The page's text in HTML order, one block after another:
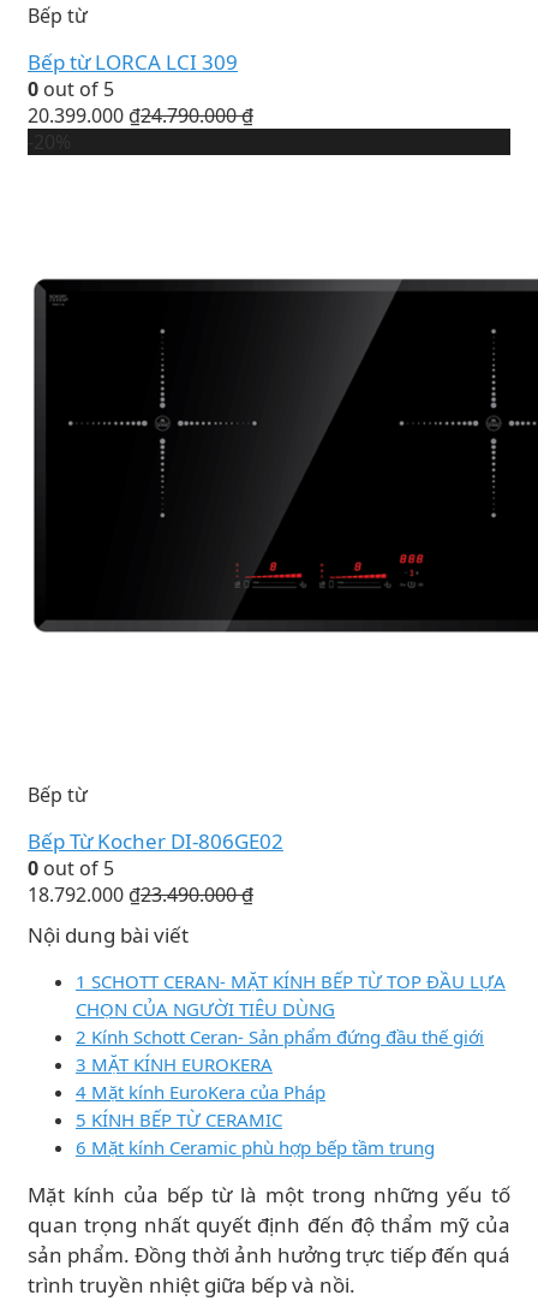
Bếp từ
Bếp từ LORCA LCI 309
0 out of 5
20.399.000 ₫24.790.000₫
Bếp từ
Bếp Từ Kocher DI-806GE02
0 out of 5
18.792.000 ₫23.490.000₫
Nội dung bài viết
1 SCHOTT CERAN- MẶT KÍNH BẾP TỪ TOP ĐẦU LỰA
CHỌN CỦA NGƯỜI TIÊU DÙNG
2 Kính Schott Ceran- Sản phẩm đứng đầu thế giới
3 MẶT KÍNH EUROKERA
4 Mặt kính EuroKera của Pháp
5 KÍNH BẾP TỪ CERAMIC
6 Mặt kính Ceramic phù hợp bếp tầm trung
Mặt kính của bếp từ là một trong những yếu tố
quan trọng nhất quyết định đến độ thẩm mỹ của
sản phẩm. Đồng thời ảnh hưởng trực tiếp đến quá
trình truyền nhiệt giữa bếp và nồi.